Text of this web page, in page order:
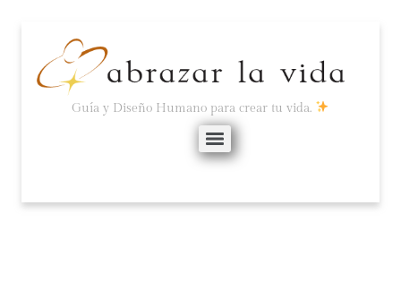
Guía y Diseño Humano para crear tu vida.